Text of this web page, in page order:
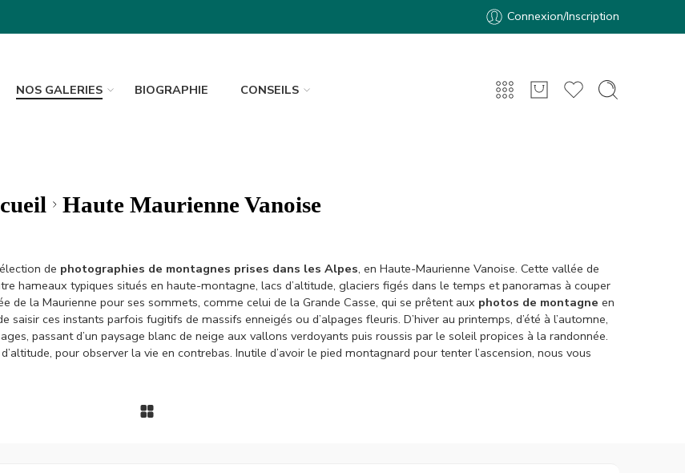
Connexion/Inscription
NOS GALERIES BIOGRAPHIE CONSEILS
Haute Maurienne Vanoise
de photographies de montagnes prises dans les Alpes, en Haute-Maurienne Vanoise. Cette vallée de
hameaux typiques situés en haute-montagne, lacs d’altitude, glaciers figés dans le temps et panoramas à couper
de la Maurienne pour ses sommets, comme celui de la Grande Casse, qui se prêtent aux photos de montagne en
ces instants parfois fugitifs de massifs enneigés ou d’alpages fleuris. D’hiver au printemps, d’été à l’automne,
passant d’un paysage blanc de neige aux vallons verdoyants puis roussis par le soleil propices à la randonnée.
pour observer la vie en contrebas. Inutile d’avoir le pied montagnard pour tenter l’ascension, nous vous